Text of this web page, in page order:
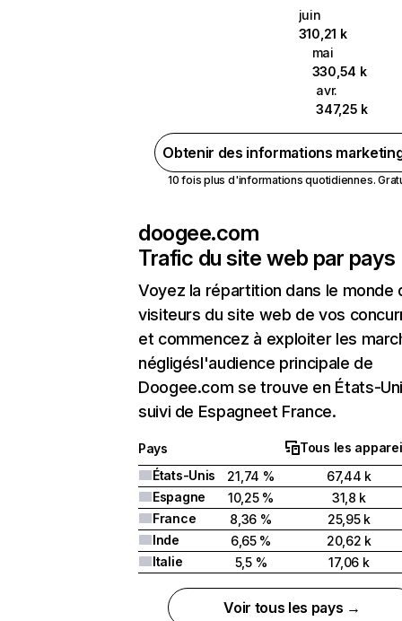
juin
310,21 k
mai
330,54 k
avr.
347,25 k
Obtenir des informations
10 fois plus d'informations quotidiennes.
doogee.com
Trafic du site web par pays
Voyez la répartition dans le monde
visiteurs du site web de vos
et commencez à exploiter les
négligésl'audience principale de
Doogee.com se trouve en États-
suivi de Espagneet France.
Pays
Tous les
États-Unis
21,74 %
67,44 k
Espagne
10,25 %
31,8 k
France
8,36 %
25,95 k
Inde
6,65 %
20,62 k
Italie
5,5 % 17,06 k
Voir tous les pays →